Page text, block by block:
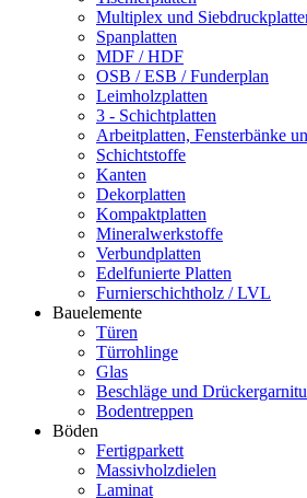
Multiplex und
Spanplatten
MDF / HDF
OSB / ESB / Funderplan
Leimholzplatten
3 - Schichtplatten
Arbeitplatten, Fensterbänke
Schichtstoffe
Kanten
Dekorplatten
Kompaktplatten
Mineralwerkstoffe
Verbundplatten
Edelfunierte Platten
Furnierschichtholz / LVL
Bauelemente
Türen
Türrohlinge
Glas
Beschläge und
Bodentreppen
Böden
Fertigparkett
Massivholzdielen
Laminat